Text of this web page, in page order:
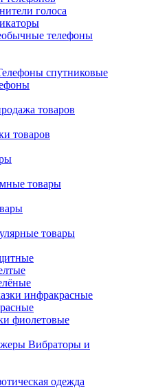
голоса
телефоны
спутниковые
товаров
товаров
товары
товары
инфракрасные
фиолетовые
Вибраторы и
одежда